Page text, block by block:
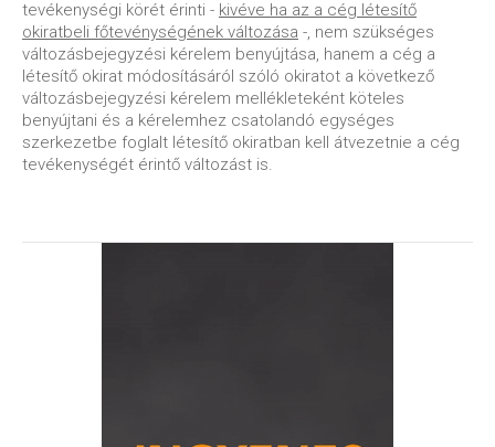
tevékenységi körét érinti - kivéve ha az a cég létesítő
okiratbeli főtevénységének változása -, nem szükséges
változásbejegyzési kérelem benyújtása, hanem a cég a
létesítő okirat módosításáról szóló okiratot a következő
változásbejegyzési kérelem mellékleteként köteles
benyújtani és a kérelemhez csatolandó egységes
szerkezetbe foglalt létesítő okiratban kell átvezetnie a cég
tevékenységét érintő változást is.